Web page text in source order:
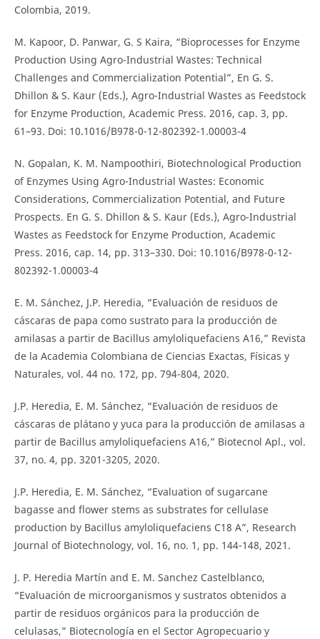
Colombia, 2019.
M. Kapoor, D. Panwar, G. S Kaira, “Bioprocesses for Enzyme
Production Using Agro-Industrial Wastes: Technical
Challenges and Commercialization Potential”, En G. S.
Dhillon & S. Kaur (Eds.), Agro-Industrial Wastes as Feedstock
for Enzyme Production, Academic Press. 2016, cap. 3, pp.
61–93. Doi: 10.1016/B978-0-12-802392-1.00003-4
N. Gopalan, K. M. Nampoothiri, Biotechnological Production
of Enzymes Using Agro-Industrial Wastes: Economic
Considerations, Commercialization Potential, and Future
Prospects. En G. S. Dhillon & S. Kaur (Eds.), Agro-Industrial
Wastes as Feedstock for Enzyme Production, Academic
Press. 2016, cap. 14, pp. 313–330. Doi: 10.1016/B978-0-12-
802392-1.00003-4
E. M. Sánchez, J.P. Heredia, “Evaluación de residuos de
cáscaras de papa como sustrato para la producción de
amilasas a partir de Bacillus amyloliquefaciens A16,” Revista
de la Academia Colombiana de Ciencias Exactas, Físicas y
Naturales, vol. 44 no. 172, pp. 794-804, 2020.
J.P. Heredia, E. M. Sánchez, “Evaluación de residuos de
cáscaras de plátano y yuca para la producción de amilasas a
partir de Bacillus amyloliquefaciens A16,” Biotecnol Apl., vol.
37, no. 4, pp. 3201-3205, 2020.
J.P. Heredia, E. M. Sánchez, “Evaluation of sugarcane
bagasse and flower stems as substrates for cellulase
production by Bacillus amyloliquefaciens C18 A”, Research
Journal of Biotechnology, vol. 16, no. 1, pp. 144-148, 2021.
J. P. Heredia Martín and E. M. Sanchez Castelblanco,
“Evaluación de microorganismos y sustratos obtenidos a
partir de residuos orgánicos para la producción de
celulasas,” Biotecnología en el Sector Agropecuario y